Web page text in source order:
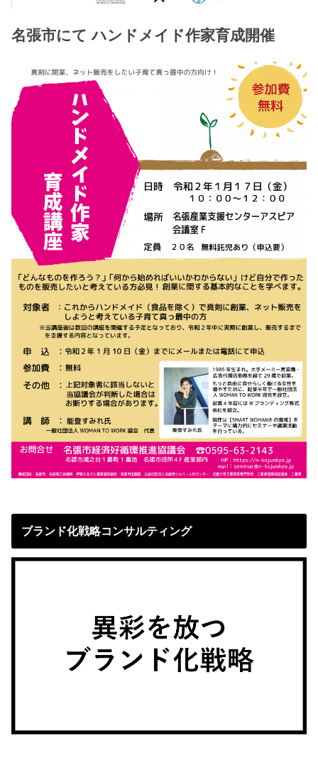
名張市にて ハンドメイド作家育成開催
ブランド化戦略コンサルティング